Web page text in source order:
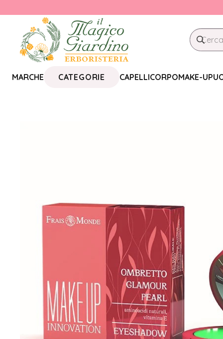
MARCHE CATEGORIE CAPELLICORPOMAKE-UP